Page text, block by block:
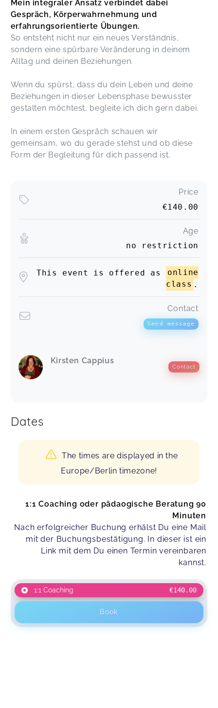
Mein integraler Ansatz verbindet dabei
Gespräch, Körperwahrnehmung und
erfahrungsorientierte Übungen.
So entsteht nicht nur ein neues Verständnis,
sondern eine spürbare Veränderung in deinem
Alltag und deinen Beziehungen.
Wenn du spürst, dass du dein Leben und deine
Beziehungen in dieser Lebensphase bewusster
gestalten möchtest, begleite ich dich gern dabei.
In einem ersten Gespräch schauen wir
gemeinsam, wo du gerade stehst und ob diese
Form der Begleitung für dich passend ist.
Price
€140.00
Age
no restriction
This event is offered as
online
class .
Contact
Send message
Kirsten Cappius
Contact
Dates
The times are displayed in the
Europe/Berlin timezone!
1:1 Coaching oder pädaogische Beratung 90
Minuten
Nach erfolgreicher Buchung erhälst Du eine Mail
mit der Buchungsbestätigung. In dieser ist ein
Link mit dem Du einen Termin vereinbaren
kannst.
1:1 Coaching €140.00
Book